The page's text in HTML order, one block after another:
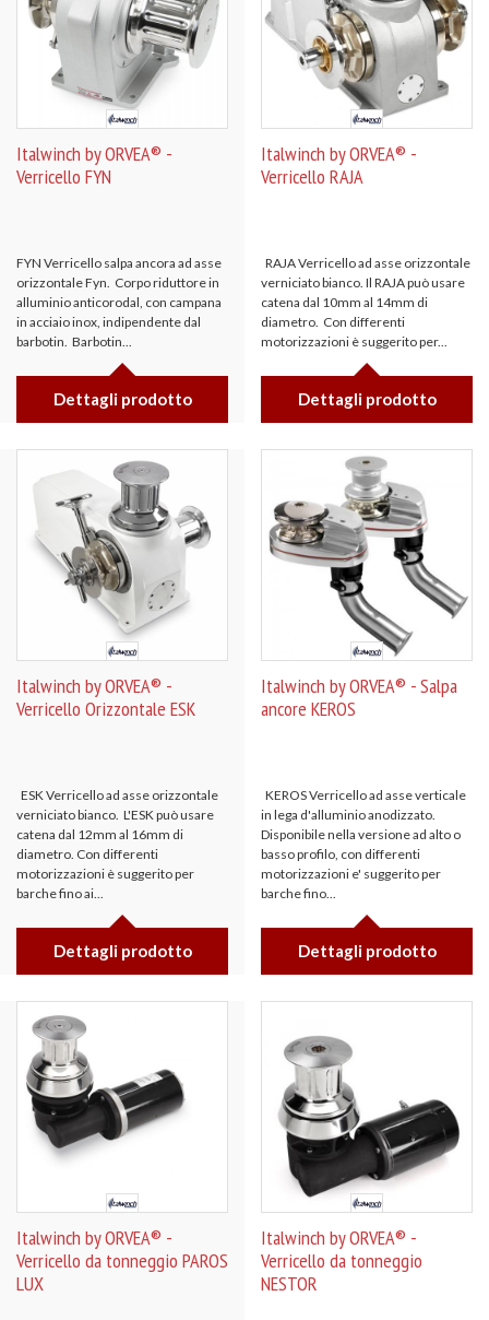
Italwinch by ORVEA® -
Verricello FYN
FYN Verricello salpa ancora ad asse
orizzontale Fyn. Corpo riduttore in
alluminio anticorodal, con campana
in acciaio inox, indipendente dal
barbotin. Barbotin...
Dettagli prodotto
Italwinch by ORVEA® -
Verricello RAJA
RAJA Verricello ad asse orizzontale
verniciato bianco. Il RAJA può usare
catena dal 10mm al 14mm di
diametro. Con differenti
motorizzazioni è suggerito per...
Dettagli prodotto
Italwinch by ORVEA® -
Verricello Orizzontale ESK
ESK Verricello ad asse orizzontale
verniciato bianco. L'ESK può usare
catena dal 12mm al 16mm di
diametro. Con differenti
motorizzazioni è suggerito per
barche fino ai...
Dettagli prodotto
Italwinch by ORVEA® - Salpa
ancore KEROS
KEROS Verricello ad asse verticale
in lega d'alluminio anodizzato.
Disponibile nella versione ad alto o
basso profilo, con differenti
motorizzazioni e' suggerito per
barche fino...
Dettagli prodotto
Italwinch by ORVEA® -
Verricello da tonneggio PAROS
LUX
Italwinch by ORVEA® -
Verricello da tonneggio
NESTOR